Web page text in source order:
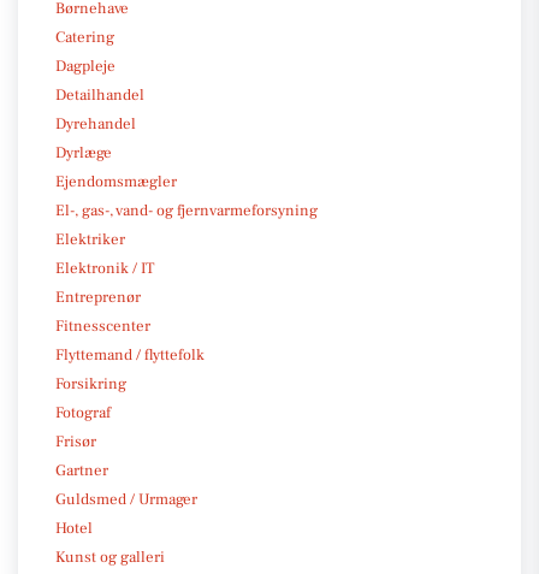
Børnehave
Catering
Dagpleje
Detailhandel
Dyrehandel
Dyrlæge
Ejendomsmægler
El-, gas-, vand- og fjernvarmeforsyning
Elektriker
Elektronik / IT
Entreprenør
Fitnesscenter
Flyttemand / flyttefolk
Forsikring
Fotograf
Frisør
Gartner
Guldsmed / Urmager
Hotel
Kunst og galleri